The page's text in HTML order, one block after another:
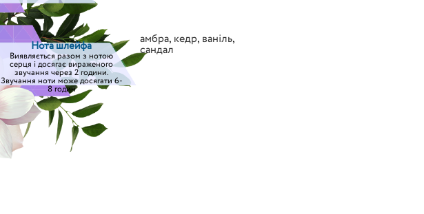
Нота шлейфа
Виявляється разом з нотою
серця і досягає вираженого
звучання через 2 години.
Звучання ноти може досягати 6-
8 годин
амбра, кедр, ваніль,
сандал